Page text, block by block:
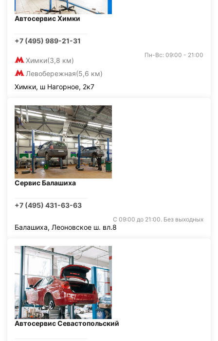
Автосервис Химки
+7 (495) 989-21-31
Химки(3,8 км)
Левобережная(5,6 км)
Пн-Вс: 09:00 - 21:00
Химки, ш Нагорное, 2к7
Сервис Балашиха
+7 (495) 431-63-63
С 09:00 до 21:00. Без выходных
Балашиха, Леоновское ш. вл.8
Автосервис Севастопольский